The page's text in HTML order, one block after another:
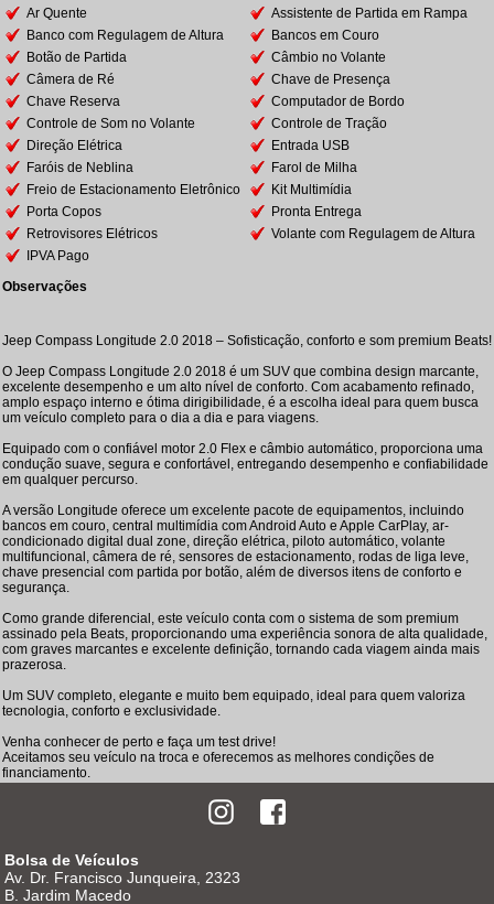
Ar Quente
Assistente de Partida em Rampa
Banco com Regulagem de Altura
Bancos em Couro
Botão de Partida
Câmbio no Volante
Câmera de Ré
Chave de Presença
Chave Reserva
Computador de Bordo
Controle de Som no Volante
Controle de Tração
Direção Elétrica
Entrada USB
Faróis de Neblina
Farol de Milha
Freio de Estacionamento Eletrônico
Kit Multimídia
Porta Copos
Pronta Entrega
Retrovisores Elétricos
Volante com Regulagem de Altura
IPVA Pago
Observações
Jeep Compass Longitude 2.0 2018 – Sofisticação, conforto e som premium Beats!
O Jeep Compass Longitude 2.0 2018 é um SUV que combina design marcante,
excelente desempenho e um alto nível de conforto. Com acabamento refinado,
amplo espaço interno e ótima dirigibilidade, é a escolha ideal para quem busca
um veículo completo para o dia a dia e para viagens.
Equipado com o confiável motor 2.0 Flex e câmbio automático, proporciona uma
condução suave, segura e confortável, entregando desempenho e confiabilidade
em qualquer percurso.
A versão Longitude oferece um excelente pacote de equipamentos, incluindo
bancos em couro, central multimídia com Android Auto e Apple CarPlay, ar-
condicionado digital dual zone, direção elétrica, piloto automático, volante
multifuncional, câmera de ré, sensores de estacionamento, rodas de liga leve,
chave presencial com partida por botão, além de diversos itens de conforto e
segurança.
Como grande diferencial, este veículo conta com o sistema de som premium
assinado pela Beats, proporcionando uma experiência sonora de alta qualidade,
com graves marcantes e excelente definição, tornando cada viagem ainda mais
prazerosa.
Um SUV completo, elegante e muito bem equipado, ideal para quem valoriza
tecnologia, conforto e exclusividade.
Venha conhecer de perto e faça um test drive!
Aceitamos seu veículo na troca e oferecemos as melhores condições de
financiamento.
Bolsa de Veículos
Av. Dr. Francisco Junqueira, 2323
B. Jardim Macedo